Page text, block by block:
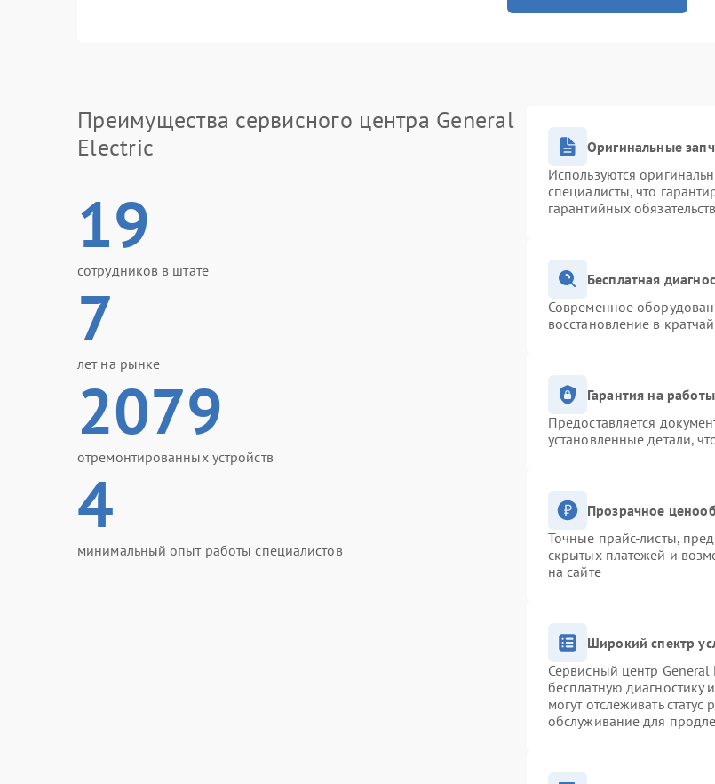
Преимущества сервисного центра General
Electric
19
сотрудников в штате
7
лет на рынке
2079
отремонтированных устройств
4
минимальный опыт работы специалистов
Оригинальные
Используются
специалисты, что
гарантийных обязательств
Бесплатная
Современное
восстановление в
Гарантия на
Предоставляется
установленные детали,
Прозрачное
Точные прайс-листы,
скрытых платежей и
на сайте
Широкий спектр
Сервисный центр General
бесплатную диагностику
могут отслеживать
обслуживание для